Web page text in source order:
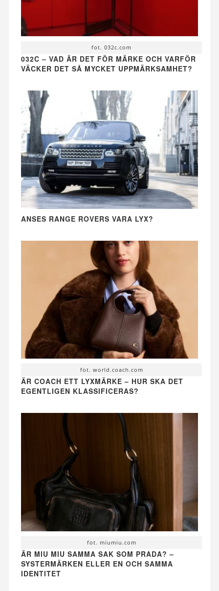
fot. 032c.com
032C – VAD ÄR DET FÖR MÄRKE OCH VARFÖR
VÄCKER DET SÅ MYCKET UPPMÄRKSAMHET?
ANSES RANGE ROVERS VARA LYX?
fot. world.coach.com
ÄR COACH ETT LYXMÄRKE – HUR SKA DET
EGENTLIGEN KLASSIFICERAS?
fot. miumiu.com
ÄR MIU MIU SAMMA SAK SOM PRADA? –
SYSTERMÄRKEN ELLER EN OCH SAMMA
IDENTITET